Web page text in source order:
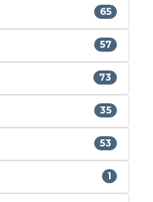
65
57
73
35
53
1